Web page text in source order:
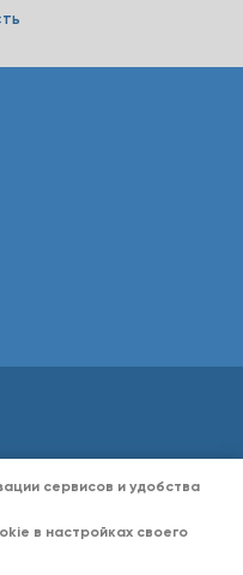
Статьи 437 Гражданского кодекса РФ.
с согласия администрации «Витрина
сервисов и удобства
в настройках своего